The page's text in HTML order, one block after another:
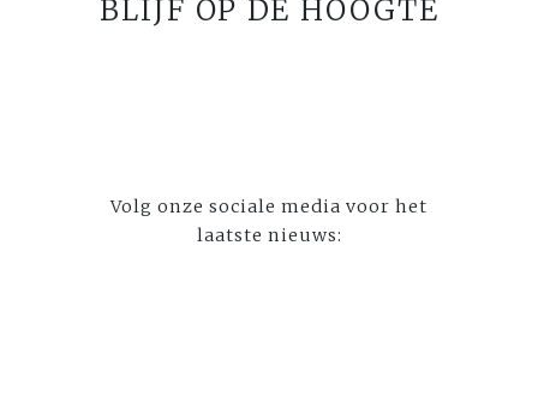
BLIJF OP DE HOOGTE
Volg onze sociale media voor het
laatste nieuws: